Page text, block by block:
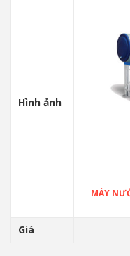
Hình ảnh
MÁY
Giá